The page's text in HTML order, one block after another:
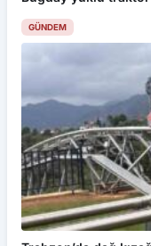
Trabzon’da dağ
kuyruk oluşuyor